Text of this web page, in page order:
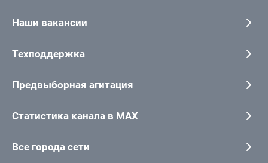
Наши вакансии
Техподдержка
Предвыборная агитация
Статистика канала в MAX
Все города сети